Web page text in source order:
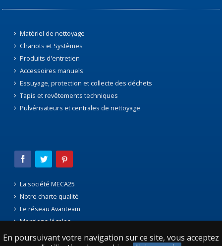
En poursuivant votre navigation sur ce site, vous acceptez
Matériel de nettoyage
Chariots et Systèmes
Produits d'entretien
Accessoires manuels
Essuyage, protection et collecte des déchets
Tapis et revêtements techniques
Pulvérisateurs et centrales de nettoyage
La société MECA25
Notre charte qualité
Le réseau Avanteam
Mentions légales